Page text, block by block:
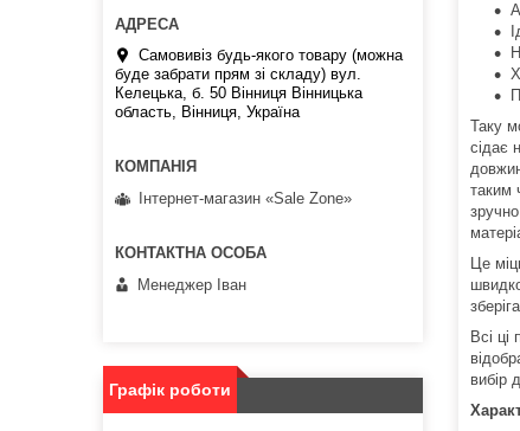
Таку
сідає
таким
Це
Всі
вибір
Самовивіз будь-якого товару (можна
буде забрати прям зі складу) вул.
Келецька, б. 50 Вінниця Вінницька
область, Вінниця, Україна
Інтернет-магазин «Sale Zone»
Менеджер Іван
Графік роботи